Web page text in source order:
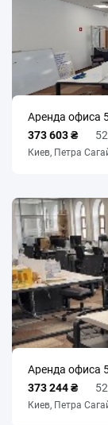
Аренда офиса
373 603 ₴
Киев, Петра
Аренда офиса
373 244 ₴
Киев, Петра